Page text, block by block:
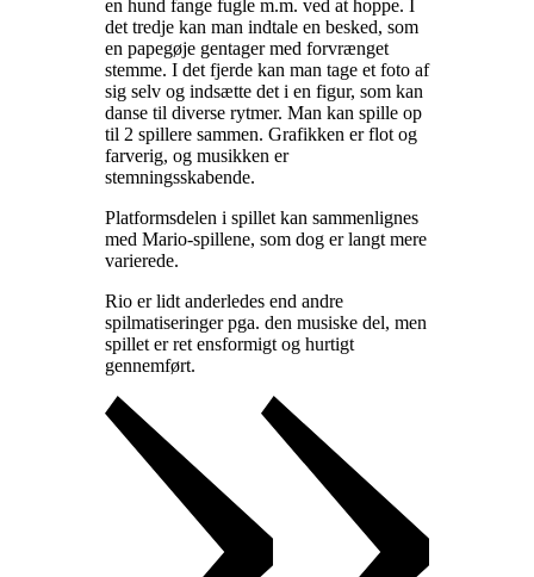
en hund fange fugle m.m. ved at hoppe. I
det tredje kan man indtale en besked, som
en papegøje gentager med forvrænget
stemme. I det fjerde kan man tage et foto af
sig selv og indsætte det i en figur, som kan
danse til diverse rytmer. Man kan spille op
til 2 spillere sammen. Grafikken er flot og
farverig, og musikken er
stemningsskabende.
Platformsdelen i spillet kan sammenlignes
med Mario-spillene, som dog er langt mere
varierede.
Rio er lidt anderledes end andre
spilmatiseringer pga. den musiske del, men
spillet er ret ensformigt og hurtigt
gennemført.